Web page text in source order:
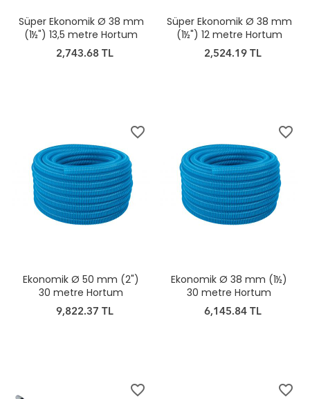
Süper Ekonomik Ø 38 mm
(1½") 13,5 metre Hortum
2,743.68 TL
Süper Ekonomik Ø 38 mm
(1½") 12 metre Hortum
2,524.19 TL
favorite_border
Ekonomik Ø 50 mm (2")
30 metre Hortum
9,822.37 TL
favorite_border
Ekonomik Ø 38 mm (1½)
30 metre Hortum
6,145.84 TL
favorite_border favorite_border